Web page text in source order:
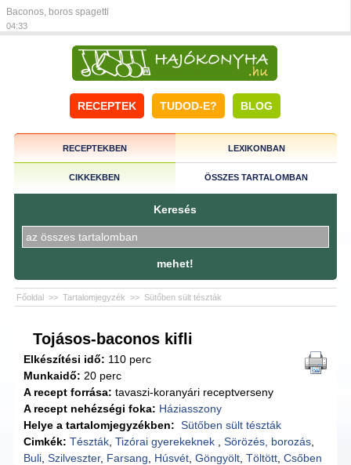
Baconos, boros spagetti
04:33
RECEPTEK TUDOD-E? BLOG
RECEPTEKBEN LEXIKONBAN
CIKKEKBEN ÖSSZES TARTALOMBAN
Keresés
mehet!
Főoldal >> Tartalomjegyzék >> Sütőben sült tészták
Tojásos-baconos kifli
Elkészítési idő: 110 perc
Munkaidő: 20 perc
A recept forrása: tavaszi-koranyári receptverseny
A recept nehézségi foka: Háziasszony
Helye a tartalomjegyzékben: Sütőben sült tészták
Cimkék: Tészták ,Tizórai gyerekeknek ,Sörözés, borozás
Buli ,Szilveszter, Farsang Húsvét ,Göngyölt ,Töltött ,Csőben